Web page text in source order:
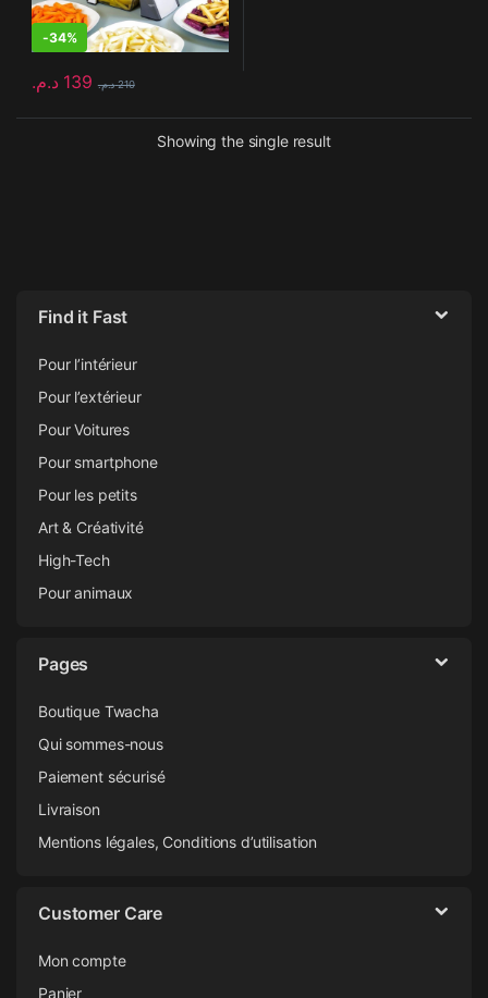
-34%
139 د.م. 210 د.م.
Showing the single result
Find it Fast
Pour l’intérieur
Pour l’extérieur
Pour Voitures
Pour smartphone
Pour les petits
Art & Créativité
High-Tech
Pour animaux
Pages
Boutique Twacha
Qui sommes-nous
Paiement sécurisé
Livraison
Mentions légales, Conditions d’utilisation
Customer Care
Mon compte
Panier